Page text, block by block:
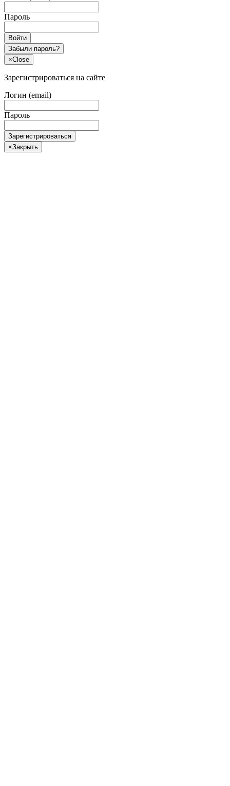
Пароль
Войти
Забыли пароль?
×Close
Зарегистрироваться на сайте
Логин (email)
Пароль
Зарегистрироваться
×Закрыть